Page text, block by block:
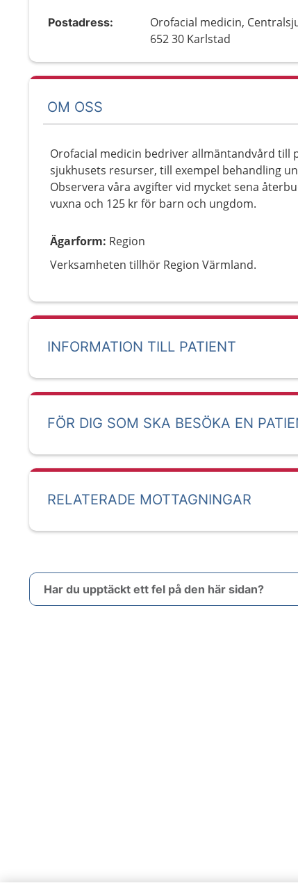
Postadress:
Orofacial medicin,
652 30 Karlstad
OM OSS
Orofacial medicin bedriver allmäntandvård till
sjukhusets resurser, till exempel behandling
Observera våra avgifter vid mycket sena
vuxna och 125 kr för barn och ungdom.
Ägarform: Region
Verksamheten tillhör Region Värmland.
INFORMATION TILL PATIENT
FÖR DIG SOM SKA BESÖKA EN
RELATERADE MOTTAGNINGAR
Har du upptäckt ett fel på den här sidan?